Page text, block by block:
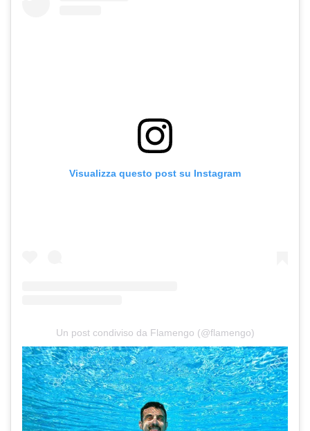
Visualizza questo post su Instagram
Un post condiviso da Flamengo (@flamengo)